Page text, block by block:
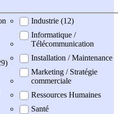
Industrie (12)
Informatique /
Télécommunication
Installation / Maintenance
Marketing / Stratégie
commerciale
Ressources Humaines
Santé